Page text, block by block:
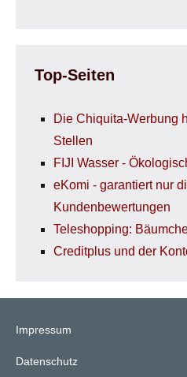
Top-Seiten
Die Chiquita-Werbung
Stellen
FIJI Wasser -
eKomi - garantiert nur
Kundenbewertungen
Teleshopping:
Creditplus und der
Impressum
Datenschutz